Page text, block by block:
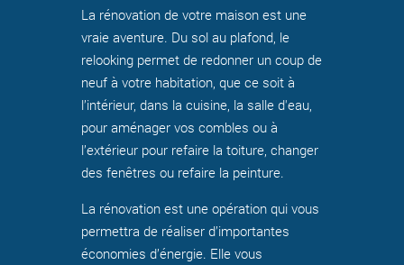
La rénovation de votre maison est une
vraie aventure. Du sol au plafond, le
relooking permet de redonner un coup de
neuf à votre habitation, que ce soit à
l’intérieur, dans la cuisine, la salle d'eau,
pour aménager vos combles ou à
l’extérieur pour refaire la toiture, changer
des fenêtres ou refaire la peinture.
La rénovation est une opération qui vous
permettra de réaliser d’importantes
économies d’énergie. Elle vous